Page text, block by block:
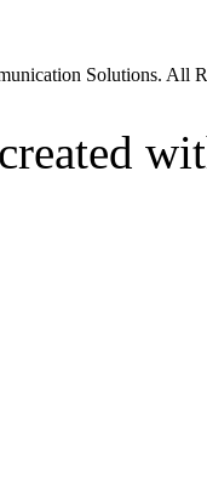
Solutions. All
created